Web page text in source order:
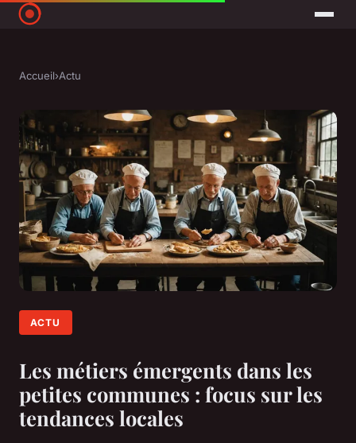
Accueil›Actu
ACTU
Les métiers émergents dans les
petites communes : focus sur les
tendances locales